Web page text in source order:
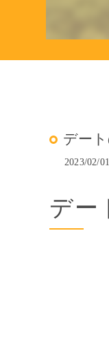
デー
2023/02/01
デー